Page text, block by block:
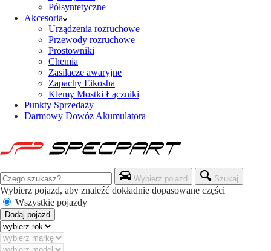
Półsyntetyczne
Akcesoria
Urządzenia rozruchowe
Przewody rozruchowe
Prostowniki
Chemia
Zasilacze awaryjne
Zapachy Eikosha
Klemy Mostki Łączniki
Punkty Sprzedaży
Darmowy Dowóz Akumulatora
Wybierz pojazd Szukaj
Wybierz pojazd, aby znaleźć dokładnie dopasowane części
Wszystkie pojazdy
Dodaj pojazd